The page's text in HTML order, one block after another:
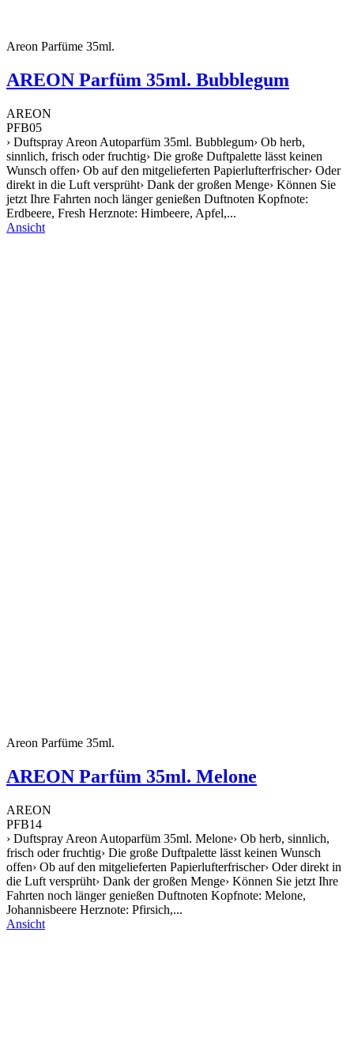
Areon Parfüme 35ml.
AREON Parfüm 35ml. Bubblegum
AREON
PFB05
› Duftspray Areon Autoparfüm 35ml. Bubblegum› Ob herb,
sinnlich, frisch oder fruchtig› Die große Duftpalette lässt keinen
Wunsch offen› Ob auf den mitgelieferten Papierlufterfrischer› Oder
direkt in die Luft versprüht› Dank der großen Menge› Können Sie
jetzt Ihre Fahrten noch länger genießen Duftnoten Kopfnote:
Erdbeere, Fresh Herznote: Himbeere, Apfel,...
Ansicht
Areon Parfüme 35ml.
AREON Parfüm 35ml. Melone
AREON
PFB14
› Duftspray Areon Autoparfüm 35ml. Melone› Ob herb, sinnlich,
frisch oder fruchtig› Die große Duftpalette lässt keinen Wunsch
offen› Ob auf den mitgelieferten Papierlufterfrischer› Oder direkt in
die Luft versprüht› Dank der großen Menge› Können Sie jetzt Ihre
Fahrten noch länger genießen Duftnoten Kopfnote: Melone,
Johannisbeere Herznote: Pfirsich,...
Ansicht